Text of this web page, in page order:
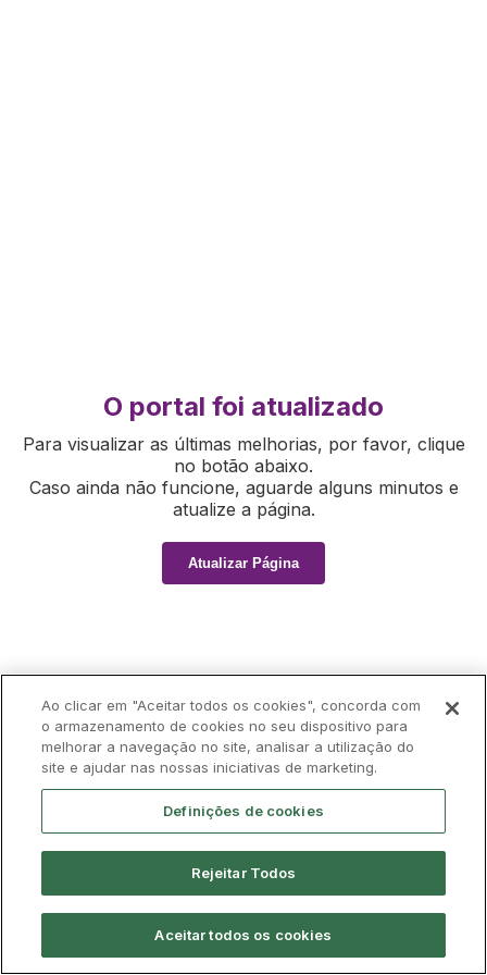
O portal foi atualizado
Para visualizar as últimas melhorias, por favor, clique
no botão abaixo.
Caso ainda não funcione, aguarde alguns minutos e
atualize a página.
Atualizar Página
Ao clicar em "Aceitar todos os cookies", concorda com
o armazenamento de cookies no seu dispositivo para
melhorar a navegação no site, analisar a utilização do
site e ajudar nas nossas iniciativas de marketing.
Definições de cookies
Rejeitar Todos
Aceitar todos os cookies